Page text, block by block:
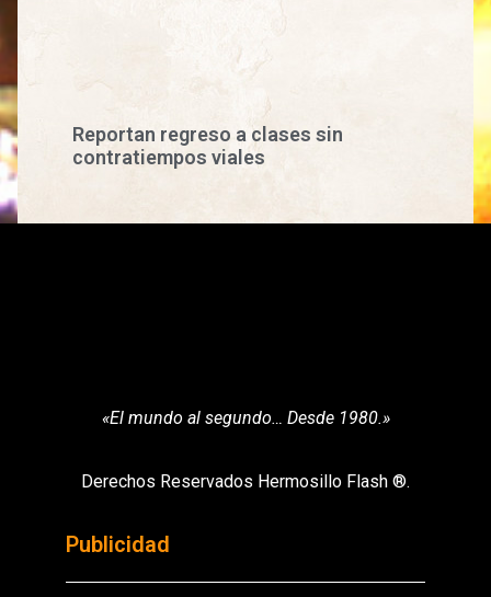
Reportan regreso a clases sin
contratiempos viales
«El mundo al segundo… Desde 1980.»
Derechos Reservados Hermosillo Flash ®.
Publicidad